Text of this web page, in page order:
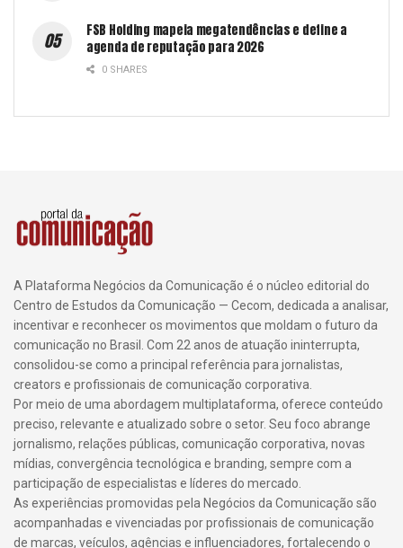
FSB Holding mapeia megatendências e define a
agenda de reputação para 2026
0 SHARES
A Plataforma Negócios da Comunicação é o núcleo editorial do
Centro de Estudos da Comunicação — Cecom, dedicada a analisar,
incentivar e reconhecer os movimentos que moldam o futuro da
comunicação no Brasil. Com 22 anos de atuação ininterrupta,
consolidou-se como a principal referência para jornalistas,
creators e profissionais de comunicação corporativa.
Por meio de uma abordagem multiplataforma, oferece conteúdo
preciso, relevante e atualizado sobre o setor. Seu foco abrange
jornalismo, relações públicas, comunicação corporativa, novas
mídias, convergência tecnológica e branding, sempre com a
participação de especialistas e líderes do mercado.
As experiências promovidas pela Negócios da Comunicação são
acompanhadas e vivenciadas por profissionais de comunicação
de marcas, veículos, agências e influenciadores, fortalecendo o